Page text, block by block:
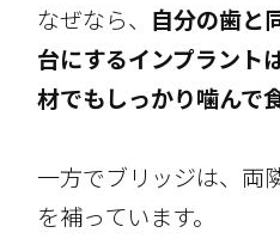
なぜなら、 自分の歯と
台にするインプラント
材でもしっかり噛んで
一方でブリッジは、両
を補っています。